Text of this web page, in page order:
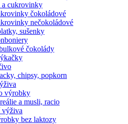
a cukrovinky
čokoládové
nečokoládové
sušenky
čokolády
chipsy, popkorn
výrobky
a musli, racio
výživa
bez laktozy